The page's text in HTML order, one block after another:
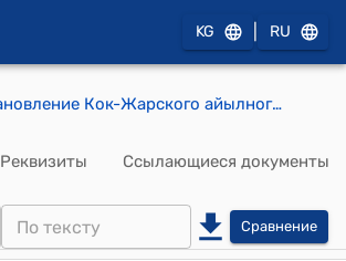
KG RU
Постановление Кок-Жарского айылного кенеша от 11 августа 2011 года № 20-3 "Об утверждении членов состава комиссии Кок-Жарского айылного округа по выборам Президента КР"
Реквизиты Ссылающиеся документы
Сравнение